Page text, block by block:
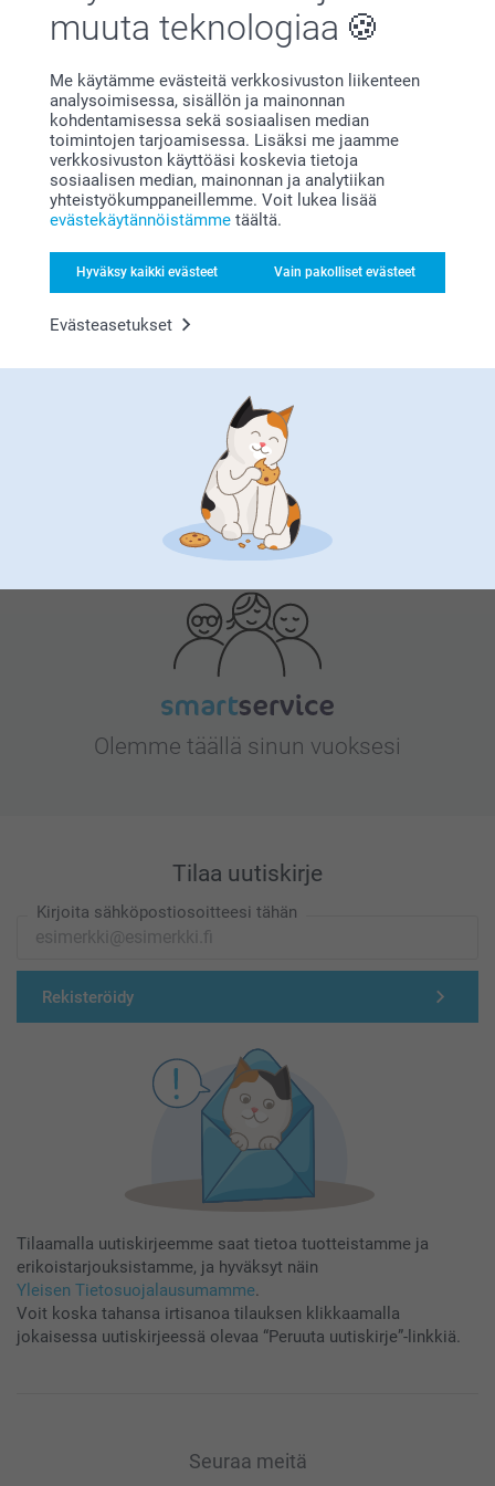
muuta teknologiaa
Me käytämme evästeitä verkkosivuston liikenteen
analysoimisessa, sisällön ja mainonnan
kohdentamisessa sekä sosiaalisen median
toimintojen tarjoamisessa. Lisäksi me jaamme
verkkosivuston käyttöäsi koskevia tietoja
sosiaalisen median, mainonnan ja analytiikan
yhteistyökumppaneillemme. Voit lukea lisää
evästekäytännöistämme täältä.
Hyväksy kaikki evästeet Vain pakolliset evästeet
Evästeasetukset
Tyytyväisyystakuu
Etsitkö inspiraatiota?
Olemme täällä sinun vuoksesi
Tilaa uutiskirje
Kirjoita sähköpostiosoitteesi tähän
Rekisteröidy
Tilaamalla uutiskirjeemme saat tietoa tuotteistamme ja
erikoistarjouksistamme, ja hyväksyt näin
Yleisen Tietosuojalausumamme.
Voit koska tahansa irtisanoa tilauksen klikkaamalla
jokaisessa uutiskirjeessä olevaa “Peruuta uutiskirje”-linkkiä.
Seuraa meitä